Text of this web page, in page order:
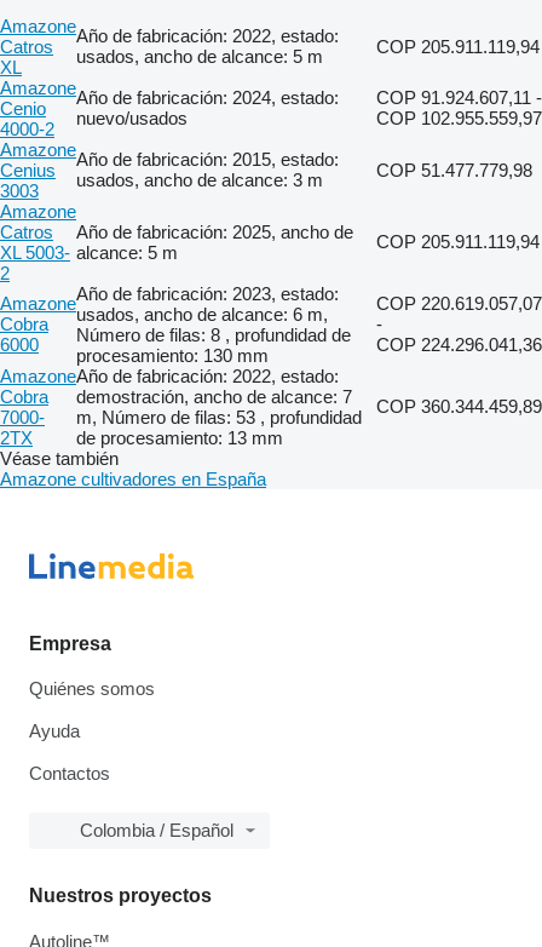
Amazone
Catros
XL
Año de fabricación: 2022, estado:
usados, ancho de alcance: 5 m
COP 205.911.119,94
Amazone
Cenio
4000-2
Año de fabricación: 2024, estado:
nuevo/usados
COP 91.924.607,11 -
COP 102.955.559,97
Amazone
Cenius
3003
Año de fabricación: 2015, estado:
usados, ancho de alcance: 3 m
COP 51.477.779,98
Amazone
Catros
XL 5003-
2
Año de fabricación: 2025, ancho de
alcance: 5 m
COP 205.911.119,94
Amazone
Cobra
6000
Año de fabricación: 2023, estado:
usados, ancho de alcance: 6 m,
Número de filas: 8 , profundidad de
procesamiento: 130 mm
COP 220.619.057,07
-
COP 224.296.041,36
Amazone
Cobra
7000-
2TX
Año de fabricación: 2022, estado:
demostración, ancho de alcance: 7
m, Número de filas: 53 , profundidad
de procesamiento: 13 mm
COP 360.344.459,89
Véase también
Amazone cultivadores en España
Empresa
Quiénes somos
Ayuda
Contactos
Colombia / Español
Nuestros proyectos
Autoline™